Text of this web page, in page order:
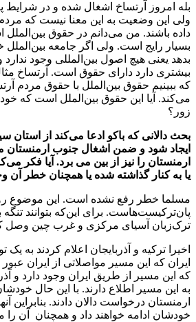
بله امروز آرتساخ اشغال شده و در
ولی این وضعیت به این معنا نیست که
داده باشند. من می‌دانم در حقوق بین‌الملل
بسیار رایج است. ولی اگر جامعه بین‌الملل
بدهد یعنی هیچ اصول بین‌المللی وجود
بیشتری دارد دارای حقوق است. آرتساخ
که ببینیم حقوق بین‌الملل با حقوق مردم
می‌کند. آیا این حقوق بین‌الملل است که
زور؟
بحث دالانی که باکو ادعا می‌کند از استان
ایجاد شود و ضمن اشغال جنوب ارمنستان
ارمنستان را نیز از بین می برد. آیا فکر
یا به کنار گذاشته شده یا همچنان خطر آن
مسلما خطر رفع نشده است. این موضوع
پان‌ترکیست‌هاست. برای این‌که بتوانند
ترک‌زبان آسیای مرکزی و غرب چین وصل
اخیرا ترکیه و آذربایجان اعلام کردند به یک
که این مسیر از طریق ایران وجود دارد و
به این مسیر اطلاع دارند. با این حال
ارمنستان درخواست دالان دادند. بنابراین
خودشان ادامه خواهند داد و همچنان آن را